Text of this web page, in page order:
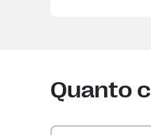
Quanto